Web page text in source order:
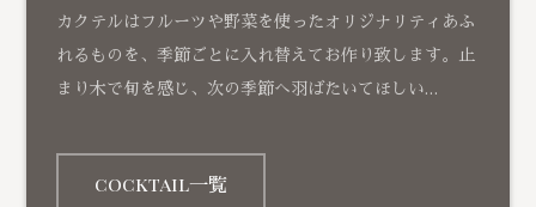
カクテルはフルーツや野菜を使ったオリジナリティあふ
れるものを、季節ごとに入れ替えてお作り致します。止
まり木で旬を感じ、次の季節へ羽ばたいてほしい…
cocktail一覧